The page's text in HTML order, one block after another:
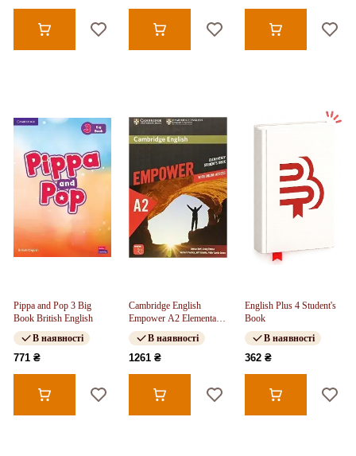
Pippa and Pop 3 Big
Book British English
В наявності
771 ₴
Cambridge English
Empower A2 Elementary
SB with Online
Assessment and Practice,
and Online WB
В наявності
1261 ₴
English Plus 4 Student's
Book
В наявності
362 ₴